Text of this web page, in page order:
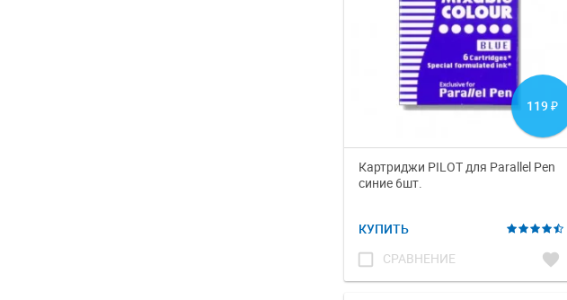
119 ₽
Картриджи PILOT для Parallel Pen
синие 6шт.
КУПИТЬ
check_box_outline_blank СРАВНЕНИЕ favorite